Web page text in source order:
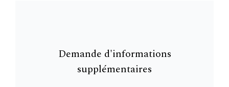
Demande d'informations
supplémentaires